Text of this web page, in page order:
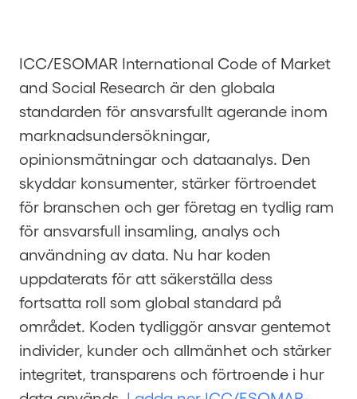
ICC/ESOMAR International Code of Market
and Social Research är den globala
standarden för ansvarsfullt agerande inom
marknadsundersökningar,
opinionsmätningar och dataanalys. Den
skyddar konsumenter, stärker förtroendet
för branschen och ger företag en tydlig ram
för ansvarsfull insamling, analys och
användning av data. Nu har koden
uppdaterats för att säkerställa dess
fortsatta roll som global standard på
området. Koden tydliggör ansvar gentemot
individer, kunder och allmänhet och stärker
integritet, transparens och förtroende i hur